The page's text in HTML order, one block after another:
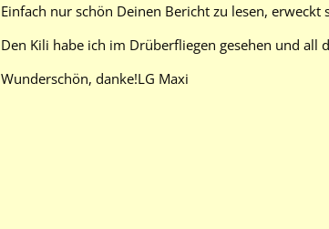
Einfach nur schön Deinen Bericht zu lesen,
Den Kili habe ich im Drüberfliegen gesehen und all
Wunderschön, danke!LG Maxi